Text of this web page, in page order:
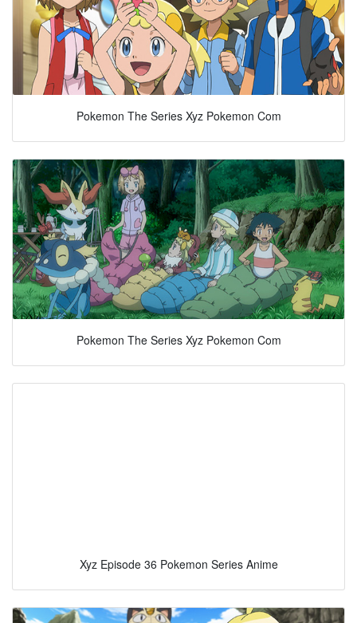
Pokemon The Series Xyz Pokemon Com
Pokemon The Series Xyz Pokemon Com
Xyz Episode 36 Pokemon Series Anime